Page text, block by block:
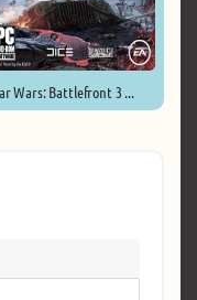
Wars: Battlefront 3 ...